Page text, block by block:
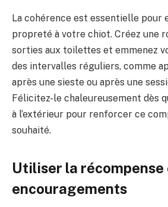
La cohérence est essentielle pour
propreté à votre chiot. Créez une
sorties aux toilettes et emmenez
des intervalles réguliers, comme
après une sieste ou après une
Félicitez-le chaleureusement dès
à l’extérieur pour renforcer ce
souhaité.
Utiliser la récompense
encouragements